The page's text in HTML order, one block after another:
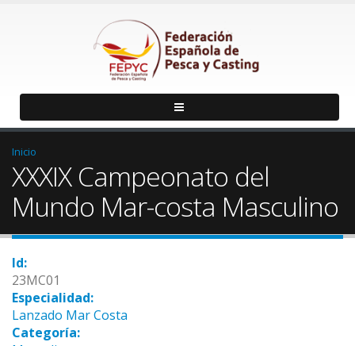
Inicio
XXXIX Campeonato del
Mundo Mar-costa Masculino
Id:
23MC01
Especialidad:
Lanzado Mar Costa
Categoría: